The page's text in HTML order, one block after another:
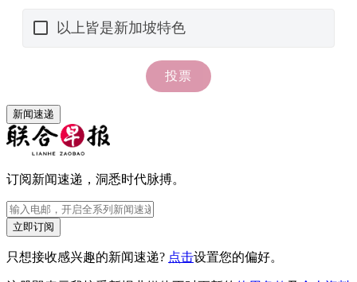
新闻速递
订阅新闻速递，洞悉时代脉搏。
立即订阅
只想接收感兴趣的新闻速递? 点击设置您的偏好。